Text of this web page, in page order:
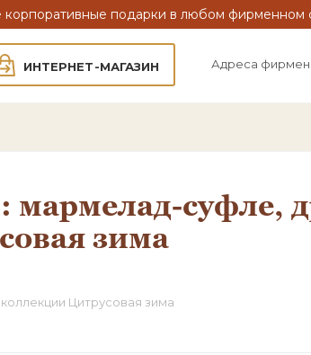
подарки в любом фирменном
ИНТЕРНЕТ-МАГАЗИН Адреса
суфле,
зима
Цитрусовая зима